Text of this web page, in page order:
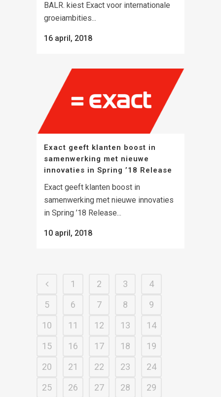
BALR. kiest Exact voor internationale
groeiambities...
16 april, 2018
Exact geeft klanten boost in
samenwerking met nieuwe
innovaties in Spring ’18 Release
Exact geeft klanten boost in
samenwerking met nieuwe innovaties
in Spring ’18 Release...
10 april, 2018
1 2 3
4
5
6 7 8
9
10
11 12 13
14
15
16 17 18
19
20
21 22 23
24
25
26 27 28
29